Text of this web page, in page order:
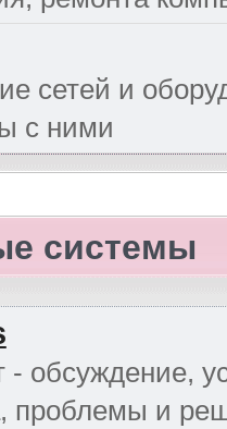
сетей и
с ними
системы
обсуждение,
проблемы и